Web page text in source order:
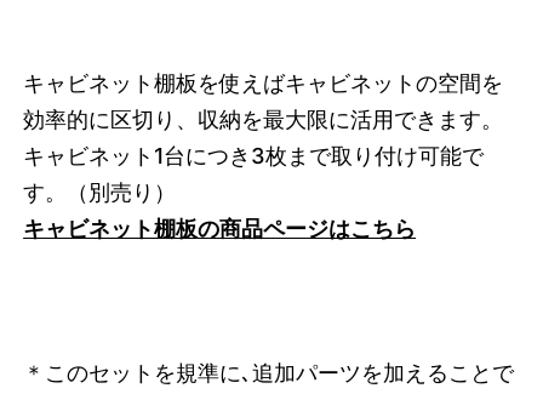
キャビネット棚板を使えばキャビネットの空間を
効率的に区切り、収納を最大限に活用できます。
キャビネット1台につき3枚まで取り付け可能で
す。
（別売り）
キャビネット棚板の商品ページはこちら
＊このセットを規準に､追加パーツを加えることで